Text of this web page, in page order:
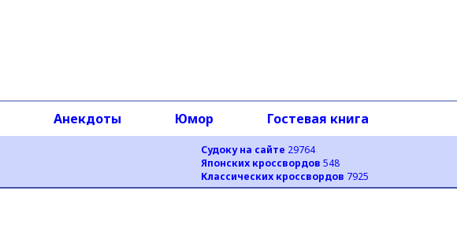
Судоку на сайте 29764
Японских кроссвордов 548
Классических кроссвордов 7925
Анекдоты Юмор Гостевая книга